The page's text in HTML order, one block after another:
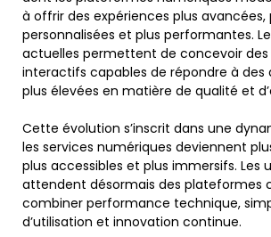
à offrir des expériences plus avancées,
personnalisées et plus performantes.
actuelles permettent de concevoir
interactifs capables de répondre à
plus élevées en matière de qualité et
Cette évolution s’inscrit dans une
les services numériques deviennent
plus accessibles et plus immersifs. Les
attendent désormais des plateformes
combiner performance technique,
d’utilisation et innovation continue.